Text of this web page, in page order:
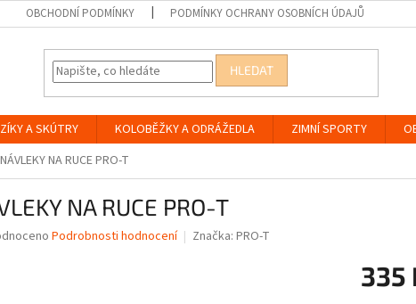
OBCHODNÍ PODMÍNKY PODMÍNKY OCHRANY OSOBNÍCH ÚDAJŮ
HLEDAT
A SKÚTRY KOLOBĚŽKY A ODRÁŽEDLA ZIMNÍ SPORTY
NÁVLEKY NA RUCE PRO-T
NA RUCE PRO-T
Podrobnosti hodnocení Značka: PRO-T
335